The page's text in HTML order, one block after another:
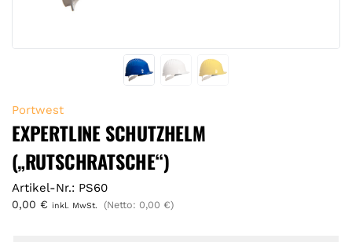
Portwest
EXPERTLINE SCHUTZHELM
(„RUTSCHRATSCHE“)
Artikel-Nr.: PS60
0,00 € inkl. MwSt. (Netto: 0,00 €)